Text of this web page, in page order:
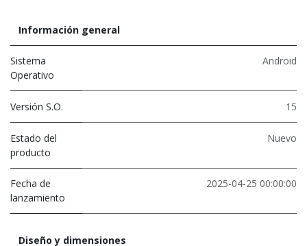
Información general
Sistema
Operativo
Android
Versión S.O. 15
Estado del
producto
Nuevo
Fecha de
lanzamiento
2025-04-25 00:00:00
Diseño y dimensiones